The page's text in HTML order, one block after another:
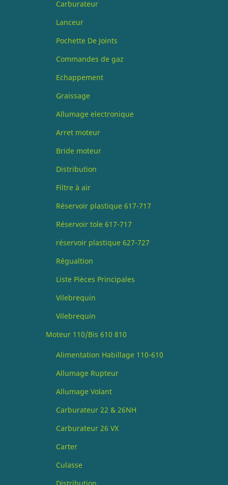
Carburateur
Lanceur
Pochette De Joints
Commandes de gaz
Echappement
Graissage
Allumage electronique
Arret moteur
Bride moteur
Distribution
Filtre à air
Réservoir plastique 617-717
Réservoir tole 617-717
réservoir plastique 627-727
Régualtion
Liste Pièces Principales
Vilebrequin
Vilebrequin
Moteur 110/Bis 610 810
Alimentation Habillage 110-610
Allumage Rupteur
Allumage Volant
Carburateur 22 & 26NH
Carburateur 26 VX
Carter
Culasse
Distribution